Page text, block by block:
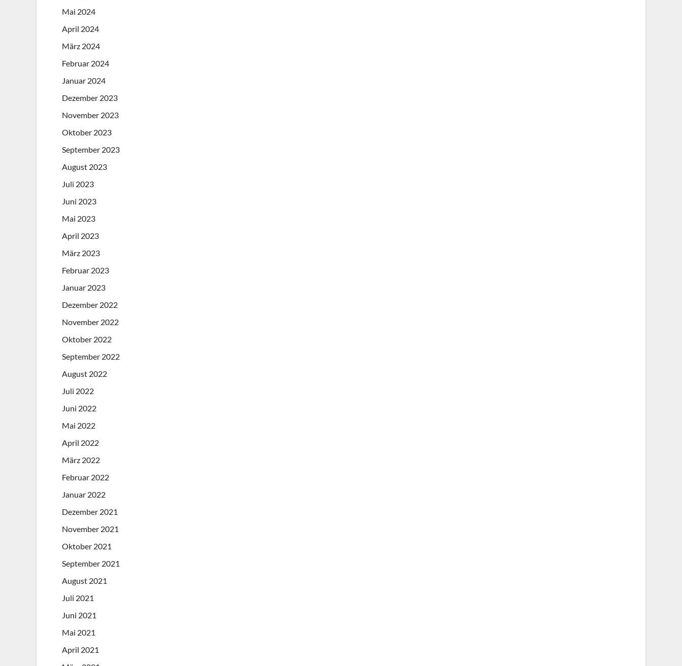
Mai 2024
April 2024
März 2024
Februar 2024
Januar 2024
Dezember 2023
November 2023
Oktober 2023
September 2023
August 2023
Juli 2023
Juni 2023
Mai 2023
April 2023
März 2023
Februar 2023
Januar 2023
Dezember 2022
November 2022
Oktober 2022
September 2022
August 2022
Juli 2022
Juni 2022
Mai 2022
April 2022
März 2022
Februar 2022
Januar 2022
Dezember 2021
November 2021
Oktober 2021
September 2021
August 2021
Juli 2021
Juni 2021
Mai 2021
April 2021